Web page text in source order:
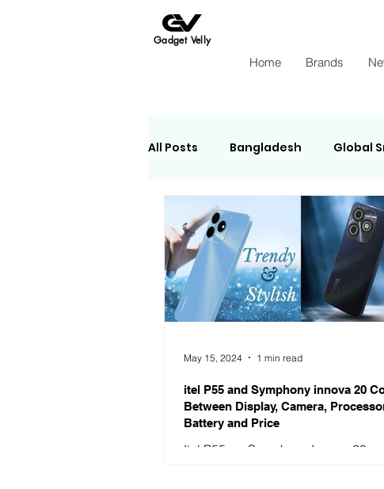
Gadget Velly
Home Brands
All Posts Bangladesh Global
e-Sheba Insights
itel P55 and Symphony innova 20
Between Display, Camera,
Battery and Price
Itel P55 এবং Symphony Innova 20
May 15, 2024 1 min read